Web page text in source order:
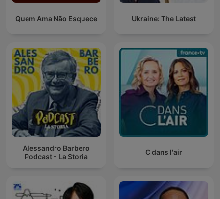
Quem Ama Não Esquece Ukraine: The Latest
Alessandro Barbero
Podcast - La Storia
C dans l'air